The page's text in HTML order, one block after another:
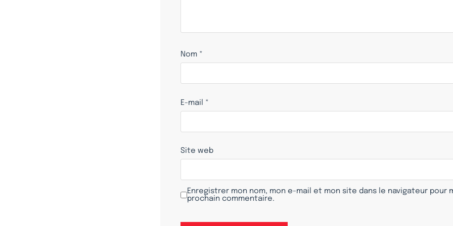
Nom *
E-mail *
Site web
Enregistrer mon nom, mon e-mail et mon site dans le navigateur pour
prochain commentaire.